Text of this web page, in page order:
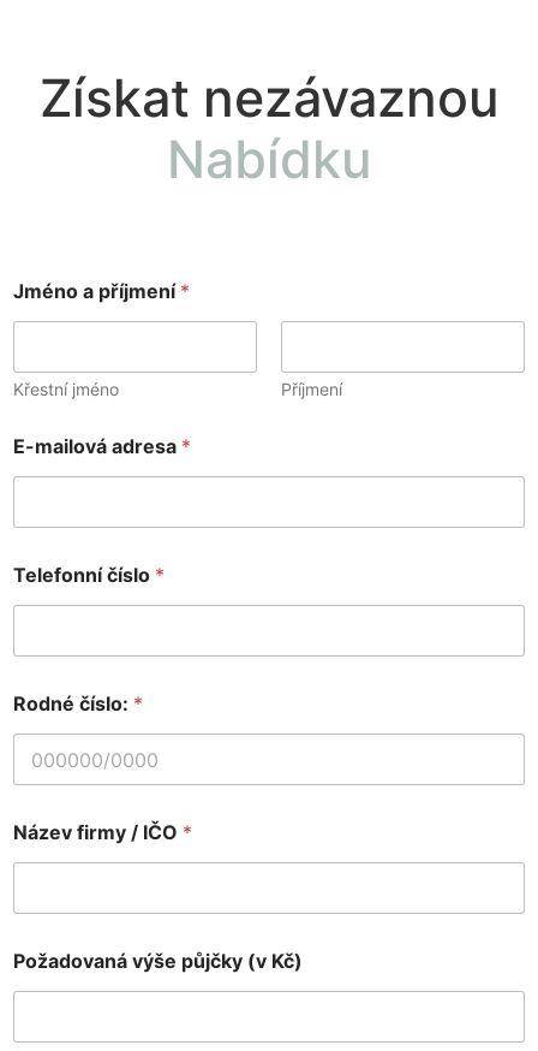
Získat nezávaznou
Nabídku
Jméno a příjmení *
Křestní jméno Příjmení
E-mailová adresa *
Telefonní číslo *
Rodné číslo: *
Název firmy / IČO *
Požadovaná výše půjčky (v Kč)